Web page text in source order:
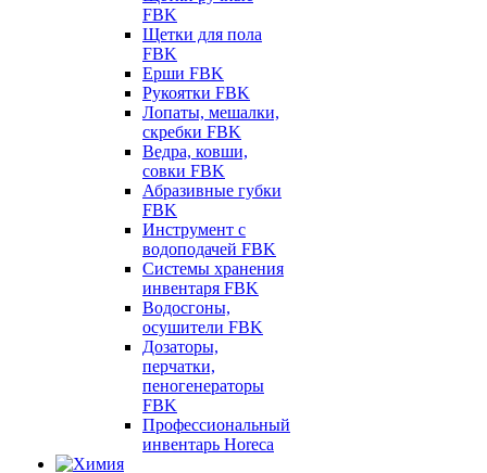
FBK
Щетки для пола
FBK
Ерши FBK
Рукоятки FBK
Лопаты, мешалки,
скребки FBK
Ведра, ковши,
совки FBK
Абразивные губки
FBK
Инструмент с
водоподачей FBK
Системы хранения
инвентаря FBK
Водосгоны,
осушители FBK
Дозаторы,
перчатки,
пеногенераторы
FBK
Профессиональный
инвентарь Horeca